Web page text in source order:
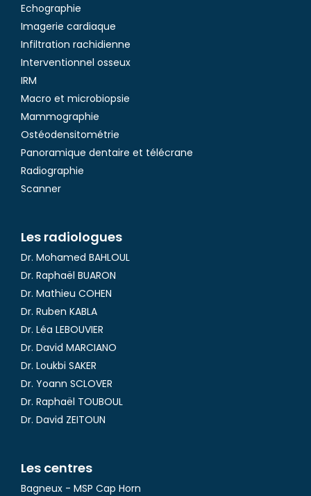
Echographie
Imagerie cardiaque
Infiltration rachidienne
Interventionnel osseux
IRM
Macro et microbiopsie
Mammographie
Ostéodensitométrie
Panoramique dentaire et télécrane
Radiographie
Scanner
Les radiologues
Dr. Mohamed BAHLOUL
Dr. Raphaël BUARON
Dr. Mathieu COHEN
Dr. Ruben KABLA
Dr. Léa LEBOUVIER
Dr. David MARCIANO
Dr. Loukbi SAKER
Dr. Yoann SCLOVER
Dr. Raphaël TOUBOUL
Dr. David ZEITOUN
Les centres
Bagneux - MSP Cap Horn